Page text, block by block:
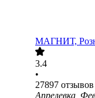
МАГНИТ,
3.4
•
27897 отзывов
Апрелевка,